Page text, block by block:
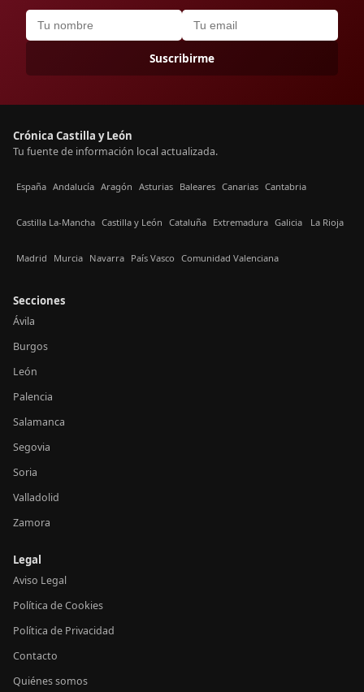
Suscribirme
Crónica Castilla y León
Tu fuente de información local actualizada.
España Andalucía Aragón Asturias Baleares Canarias Cantabria
Castilla La-Mancha Castilla y León Cataluña Extremadura Galicia La Rioja
Madrid Murcia Navarra País Vasco Comunidad Valenciana
Secciones
Ávila
Burgos
León
Palencia
Salamanca
Segovia
Soria
Valladolid
Zamora
Legal
Aviso Legal
Política de Cookies
Política de Privacidad
Contacto
Quiénes somos